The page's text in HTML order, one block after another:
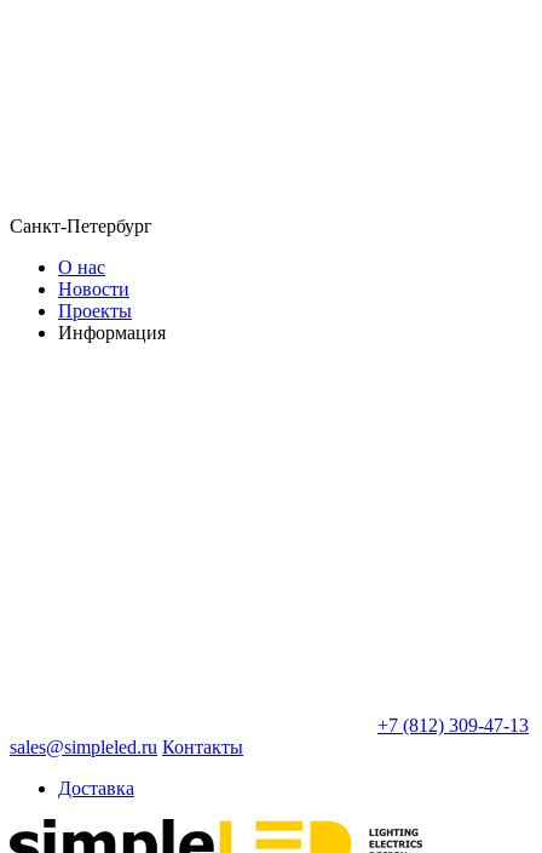
Санкт-Петербург
О нас
Новости
Проекты
Информация
+7 (812) 309-47-13
sales@simpleled.ru Контакты
Доставка